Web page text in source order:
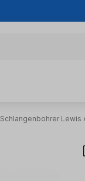
Schlangenbohrer Lewis